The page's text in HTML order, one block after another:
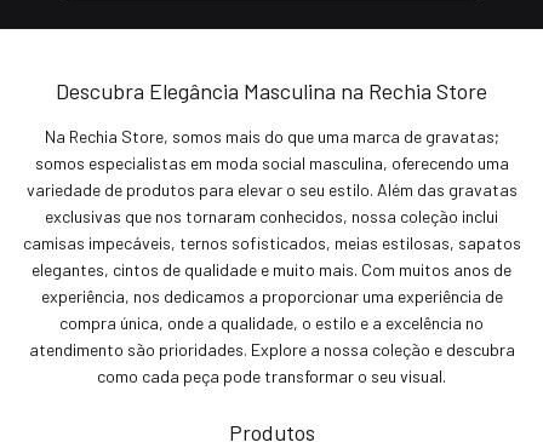
Descubra Elegância Masculina na Rechia Store
Na Rechia Store, somos mais do que uma marca de gravatas;
somos especialistas em moda social masculina, oferecendo uma
variedade de produtos para elevar o seu estilo. Além das gravatas
exclusivas que nos tornaram conhecidos, nossa coleção inclui
camisas impecáveis, ternos sofisticados, meias estilosas, sapatos
elegantes, cintos de qualidade e muito mais. Com muitos anos de
experiência, nos dedicamos a proporcionar uma experiência de
compra única, onde a qualidade, o estilo e a excelência no
atendimento são prioridades. Explore a nossa coleção e descubra
como cada peça pode transformar o seu visual.
Produtos